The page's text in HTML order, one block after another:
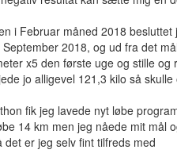
i Februar måned 2018
2018, og ud fra det
x5 den første uge og stille
jo alligevel 121,3 kilo så
fik jeg lavede nyt løbe
14 km men jeg nåede mit mål
er jeg selv fint tilfreds med